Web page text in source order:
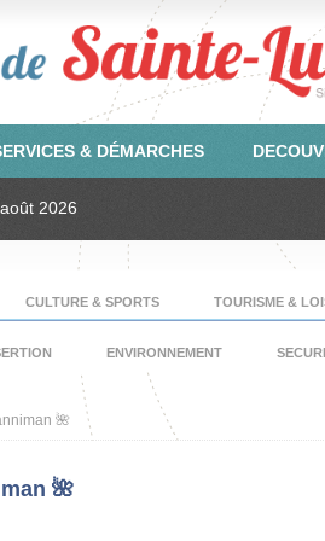
& DÉMARCHES
2026
CULTURE & SPORTS TOURISME &
ENVIRONNEMENT
🌺
🌺